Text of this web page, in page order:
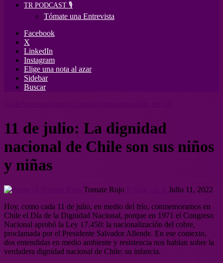
TR PODCAST 🎙️
Tómate una Entrevista
Facebook
X
LinkedIn
Instagram
Elige una nota al azar
Sidebar
Buscar
11 de julio: La dignidad
nacional de Chile son sus niños
y niñas
Tomate Rojo
Julio 11, 2022
Hoy, como cada 11 de julio, en medio del frío, conmemoramos en
Chile el Día de la Dignidad Nacional, porque en 1971 el Congreso
Nacional aprobó la Ley 17.450: la nacionalización del cobre,
proclamada por el Presidente Salvador Allende. En ese contexto,
dos entendidas en medio ambiente y resistencia nos hablan sobre la
verdadera dignidad nacional de Chile: su infancia.